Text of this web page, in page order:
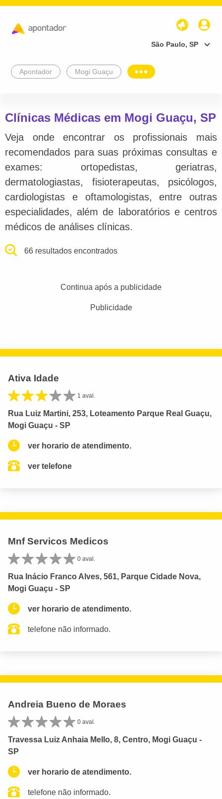
São Paulo, SP
Apontador Mogi Guaçu
Clínicas Médicas em Mogi Guaçu, SP
Veja onde encontrar os profissionais mais
recomendados para suas próximas consultas e
exames: ortopedistas, geriatras,
dermatologiastas, fisioterapeutas, psicólogos,
cardiologistas e oftamologistas, entre outras
especialidades, além de laboratórios e centros
médicos de análises clínicas.
66 resultados encontrados
Continua após a publicidade
Publicidade
Ativa Idade
1 aval.
Rua Luiz Martini, 253, Loteamento Parque Real Guaçu,
Mogi Guaçu - SP
ver horario de atendimento.
ver telefone
Mnf Servicos Medicos
0 aval.
Rua Inácio Franco Alves, 561, Parque Cidade Nova,
Mogi Guaçu - SP
ver horario de atendimento.
telefone não informado.
Andreia Bueno de Moraes
0 aval.
Travessa Luiz Anhaia Mello, 8, Centro, Mogi Guaçu -
SP
ver horario de atendimento.
telefone não informado.